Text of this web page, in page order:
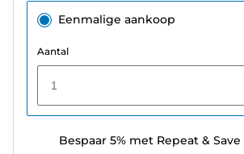
Eenmalige aankoop
Aantal
1
Bespaar 5% met Repeat & Save